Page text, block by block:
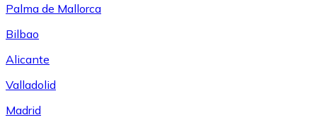
Palma de Mallorca
Bilbao
Alicante
Valladolid
Madrid